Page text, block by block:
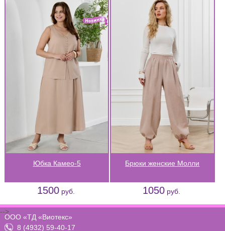
Юбка Камео-5
1500руб.
Брюки женские Молли
1050руб.
ООО «ТД «Виотекс»
8 (4932) 59-40-17
-->